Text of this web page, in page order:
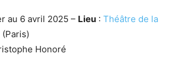
au 6 avril 2025 – Lieu : Théâtre de la
(Paris)
Honoré